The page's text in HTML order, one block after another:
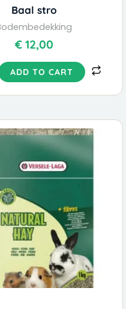
Baal stro
€12,00
ADD TO CART